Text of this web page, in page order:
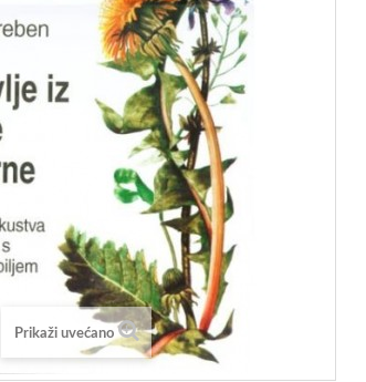
Prikaži uvećano